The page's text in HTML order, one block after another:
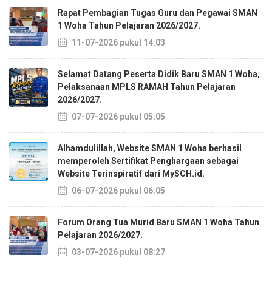
Rapat Pembagian Tugas Guru dan Pegawai SMAN
1 Woha Tahun Pelajaran 2026/2027.
11-07-2026 pukul 14:03
Selamat Datang Peserta Didik Baru SMAN 1 Woha,
Pelaksanaan MPLS RAMAH Tahun Pelajaran
2026/2027.
07-07-2026 pukul 05:05
Alhamdulillah, Website SMAN 1 Woha berhasil
memperoleh Sertifikat Penghargaan sebagai
Website Terinspiratif dari MySCH.id.
06-07-2026 pukul 06:05
Forum Orang Tua Murid Baru SMAN 1 Woha Tahun
Pelajaran 2026/2027.
03-07-2026 pukul 08:27